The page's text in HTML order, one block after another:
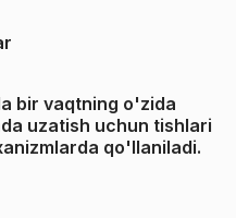
bir vaqtning o'zida
uzatish uchun tishlari
qo'llaniladi.